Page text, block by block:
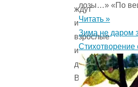
ждут
и
взрослые
и
дети.
Все
лозы…» «По
Читать »
Зима не даром
Стихотворение